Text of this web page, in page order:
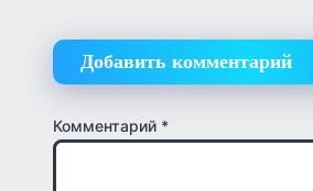
Добавить комментарий
Комментарий *